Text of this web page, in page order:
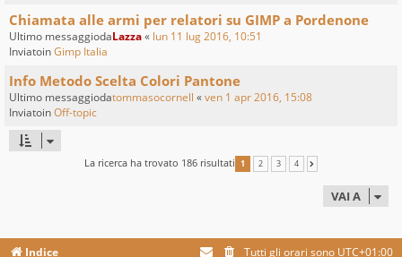
Chiamata alle armi per relatori su GIMP a Pordenone
Ultimo messaggiodaLazza« lun 11 lug 2016, 10:51
InviatoinGimp Italia
Info Metodo Scelta Colori Pantone
Ultimo messaggiodatommasocornell «ven 1 apr 2016, 15:08
InviatoinOff-topic
La ricerca ha trovato 186 risultati 1 2 3 4
VAI A
Indice Tutti gli orari sono UTC+01:00